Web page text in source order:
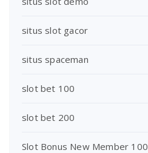
situs slot gacor
situs spaceman
slot bet 100
slot bet 200
Slot Bonus New Member 100